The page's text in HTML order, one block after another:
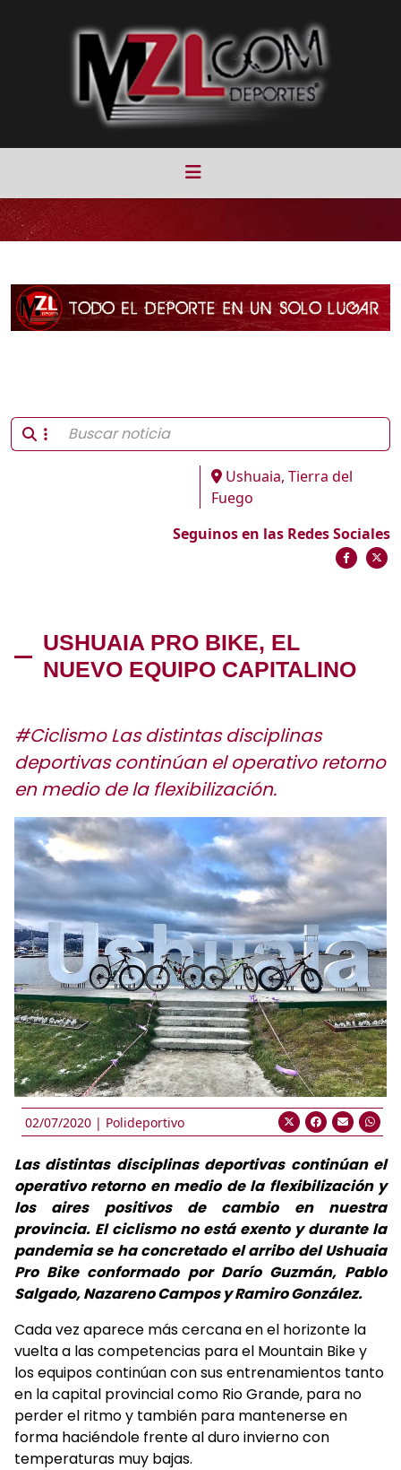
Ushuaia, Tierra del
Fuego
Seguinos en las Redes Sociales
USHUAIA PRO BIKE, EL
NUEVO EQUIPO CAPITALINO
#Ciclismo Las distintas disciplinas
deportivas continúan el operativo retorno
en medio de la flexibilización.
02/07/2020 | Polideportivo
Las distintas disciplinas deportivas continúan el
operativo retorno en medio de la flexibilización y
los aires positivos de cambio en nuestra
provincia. El ciclismo no está exento y durante la
pandemia se ha concretado el arribo del Ushuaia
Pro Bike conformado por Darío Guzmán, Pablo
Salgado, Nazareno Campos y Ramiro González.
Cada vez aparece más cercana en el horizonte la
vuelta a las competencias para el Mountain Bike y
los equipos continúan con sus entrenamientos tanto
en la capital provincial como Rio Grande, para no
perder el ritmo y también para mantenerse en
forma haciéndole frente al duro invierno con
temperaturas muy bajas.